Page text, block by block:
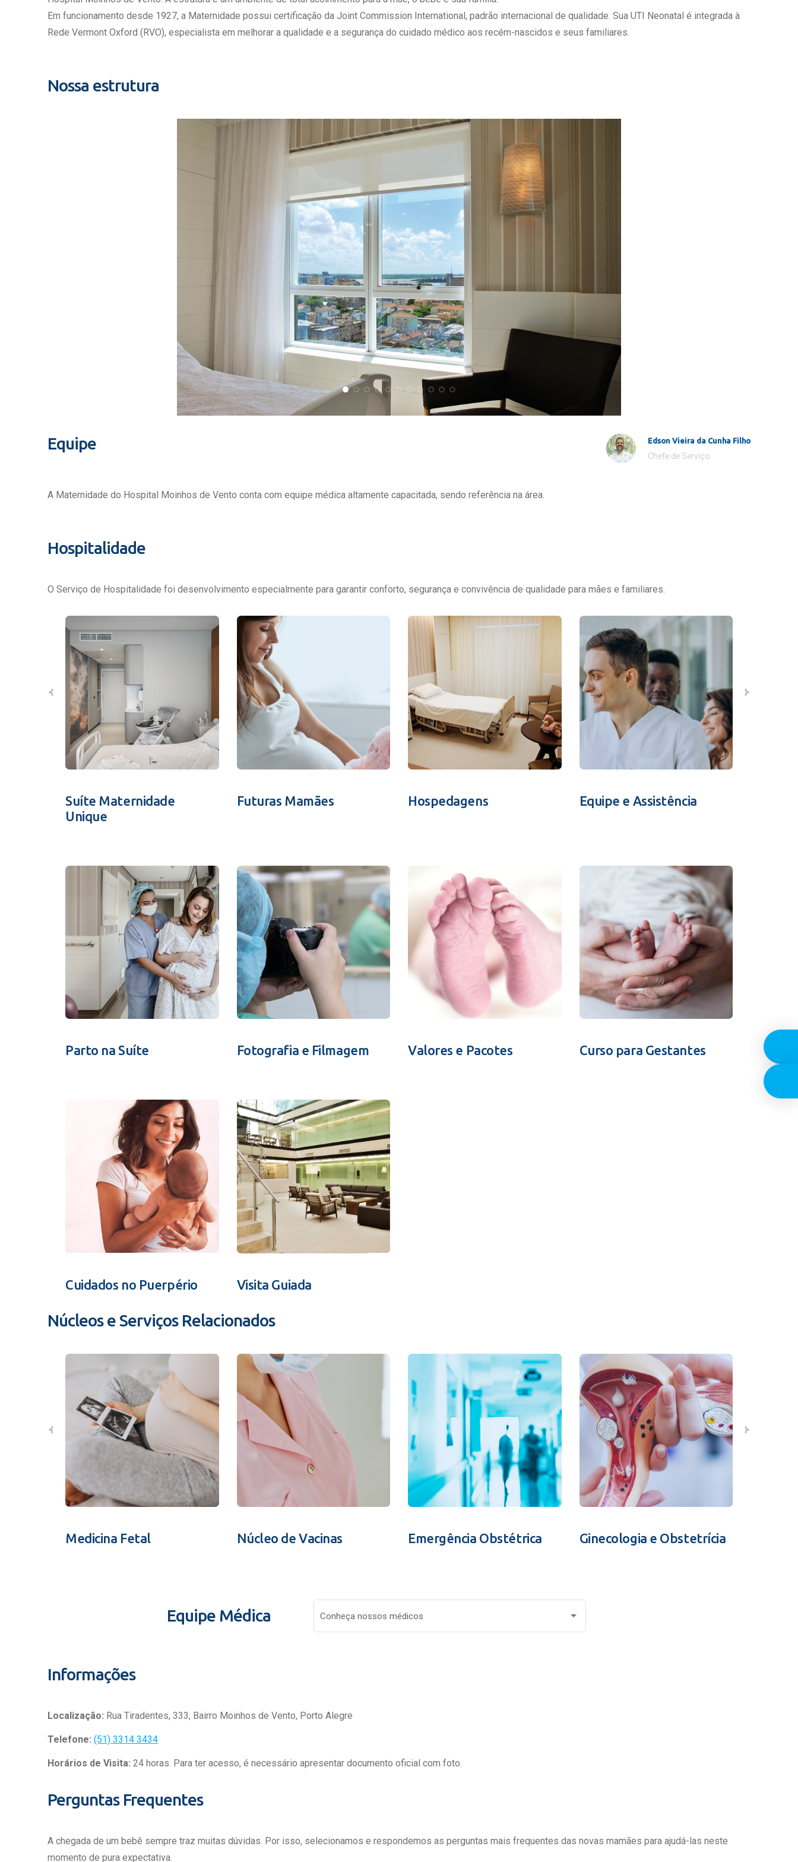
Estrutura de Gestão
Exames - Portal Médico
Quem Somos
Responsabilidade Ambiental
Ambulatório Digital de Nutrição para
Em funcionamento desde 1927, a Maternidade possui certificação da Joint Commission International, padrão internacional de qualidade. Sua UTI Neonatal é integrada à
Rede Vermont Oxford (RVO), especialista em melhorar a qualidade e a segurança do cuidado médico aos recém-nascidos e seus familiares.
Nossa estrutura
Equipe Edson Vieira da Cunha Filho
Chefe de Serviço
A Maternidade do Hospital Moinhos de Vento conta com equipe médica altamente capacitada, sendo referência na área.
Hospitalidade
O Serviço de Hospitalidade foi desenvolvimento especialmente para garantir conforto, segurança e convivência de qualidade para mães e familiares.
Suíte Maternidade
Unique
Futuras Mamães Hospedagens Equipe e Assistência
Parto na Suíte Fotografia e Filmagem Valores e Pacotes Curso para Gestantes
Cuidados no Puerpério Visita Guiada
Núcleos e Serviços Relacionados
Medicina Fetal Núcleo de Vacinas Emergência Obstétrica Ginecologia e Obstetrícia
Equipe Médica Conheça nossos médicos
Informações
Localização: Rua Tiradentes, 333, Bairro Moinhos de Vento, Porto Alegre
Telefone: (51) 3314 3434
Horários de Visita: 24 horas. Para ter acesso, é necessário apresentar documento oficial com foto.
Perguntas Frequentes
A chegada de um bebê sempre traz muitas dúvidas. Por isso, selecionamos e respondemos as perguntas mais frequentes das novas mamães para ajudá-las neste
momento de pura expectativa.